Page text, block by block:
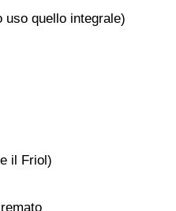
quello integrale)
il Friol)